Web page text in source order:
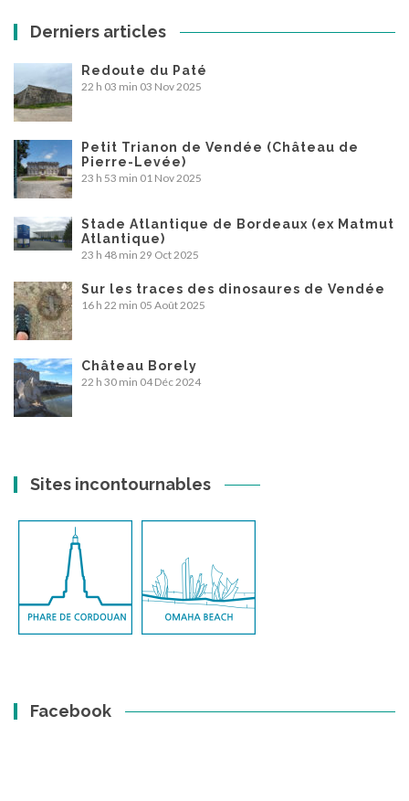
Derniers articles
Redoute du Paté
22 h 03 min 03 Nov 2025
Petit Trianon de Vendée (Château de
Pierre-Levée)
23 h 53 min 01 Nov 2025
Stade Atlantique de Bordeaux (ex Matmut
Atlantique)
23 h 48 min 29 Oct 2025
Sur les traces des dinosaures de Vendée
16 h 22 min 05 Août 2025
Château Borely
22 h 30 min 04 Déc 2024
Sites incontournables
Facebook